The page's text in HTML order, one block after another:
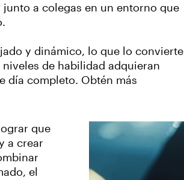
a colegas en un entorno que
y dinámico, lo que lo convierte
de habilidad adquieran
día completo. Obtén más
que
a crear
el